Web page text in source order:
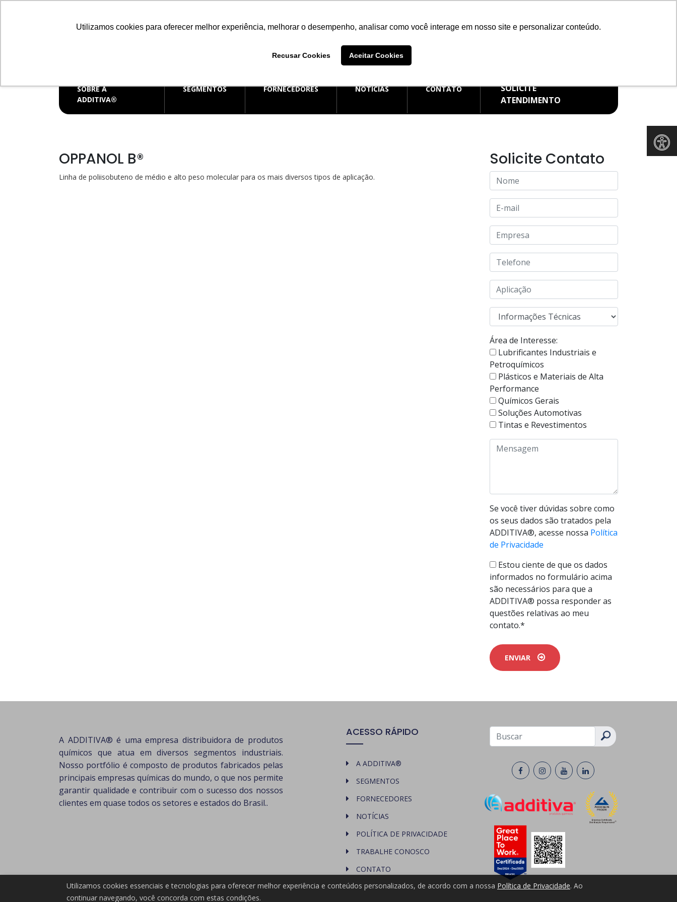
Utilizamos cookies para oferecer melhor experiência, melhorar o desempenho, analisar como você interage em nosso site e personalizar conteúdo.
Recusar Cookies Aceitar Cookies
vendas@additiva.com.br
SAC
0800 006 0050
SOBRE A
ADDITIVA®
SEGMENTOS FORNECEDORES NOTÍCIAS CONTATO
SOLICITE
ATENDIMENTO
OPPANOL B®
Linha de poliisobuteno de médio e alto peso molecular para os mais diversos tipos de aplicação.
Solicite Contato
Área de Interesse:
Lubrificantes Industriais e
Petroquímicos
Plásticos e Materiais de Alta
Performance
Químicos Gerais
Soluções Automotivas
Tintas e Revestimentos
Se você tiver dúvidas sobre como
os seus dados são tratados pela
ADDITIVA®, acesse nossa Política
de Privacidade
Estou ciente de que os dados
informados no formulário acima
são necessários para que a
ADDITIVA® possa responder as
questões relativas ao meu
contato.*
ENVIAR
A ADDITIVA® é uma empresa distribuidora de produtos
químicos que atua em diversos segmentos industriais.
Nosso portfólio é composto de produtos fabricados pelas
principais empresas químicas do mundo, o que nos permite
garantir qualidade e contribuir com o sucesso dos nossos
clientes em quase todos os setores e estados do Brasil..
ACESSO RÁPIDO
A ADDITIVA®
SEGMENTOS
FORNECEDORES
NOTÍCIAS
POLÍTICA DE PRIVACIDADE
TRABALHE CONOSCO
CONTATO
Utilizamos cookies essenciais e tecnologias para oferecer melhor experiência e conteúdos personalizados, de acordo com a nossa Política de Privacidade. Ao
continuar navegando, você concorda com estas condições.